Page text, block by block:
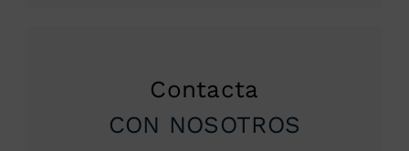
Contacta
CON NOSOTROS